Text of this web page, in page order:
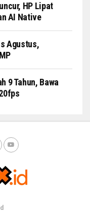
HP Lipat
AI Native
Agustus,
9 Tahun, Bawa